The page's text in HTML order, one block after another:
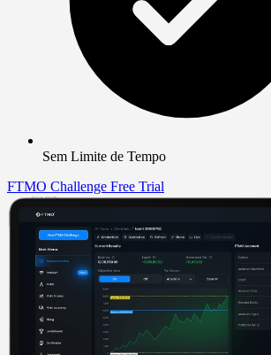
Sem Limite de Tempo
FTMO Challenge Free Trial